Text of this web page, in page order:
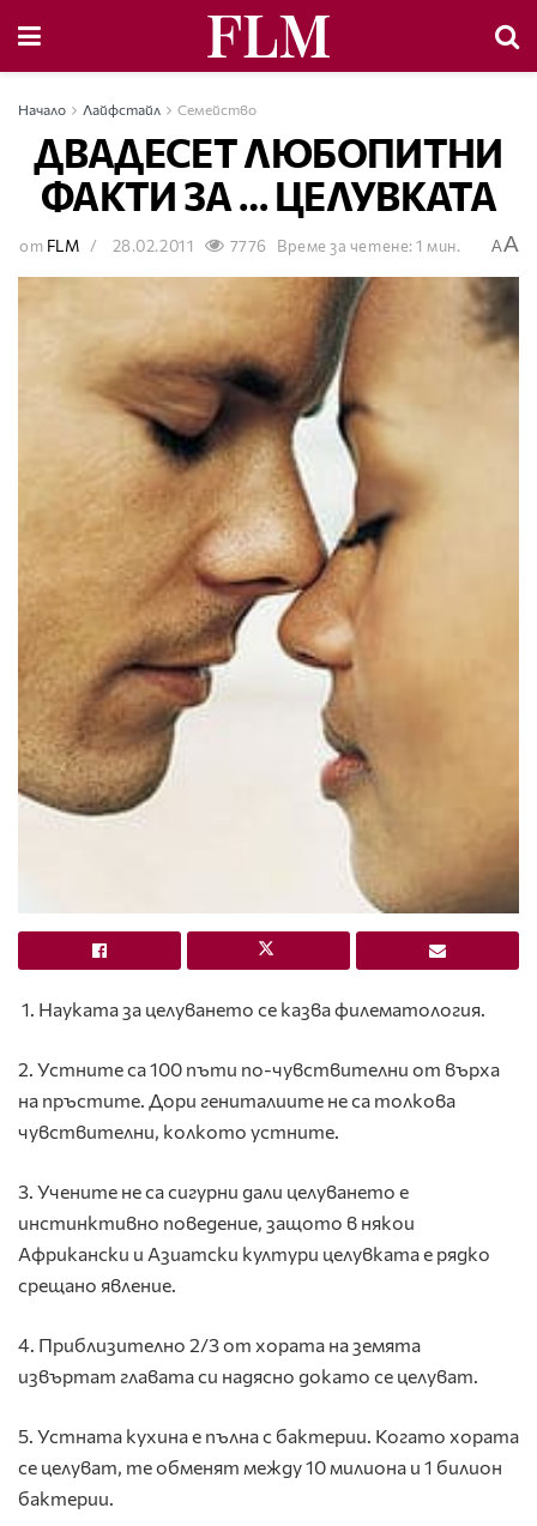
Начало Лайфстайл Семейство
ДВАДЕСЕТ ЛЮБОПИТНИ
ФАКТИ ЗА … ЦЕЛУВКАТА
от FLM 28.02.2011 7776 Време за четене: 1 мин. AA
1. Науката за целуването се казва филематология.
2. Устните са 100 пъти по-чувствителни от върха
на пръстите. Дори гениталиите не са толкова
чувствителни, колкото устните.
3. Учените не са сигурни дали целуването е
инстинктивно поведение, защото в някои
Африкански и Азиатски култури целувката е рядко
срещано явление.
4. Приблизително 2/3 от хората на земята
извъртат главата си надясно докато се целуват.
5. Устната кухина е пълна с бактерии. Когато хората
се целуват, те обменят между 10 милиона и 1 билион
бактерии.